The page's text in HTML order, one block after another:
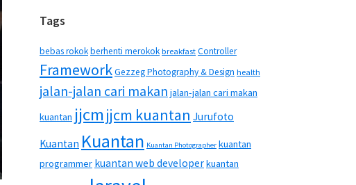
Tags
bebas rokokberhenti merokok breakfast Controller
FrameworkGezzeg Photography & Design health
jalan-jalan cari makan jalan-jalan cari makan
kuantan jjcmjjcm kuantan Jurufoto
Kuantan Kuantan Kuantan Photographer kuantan
programmer kuantan web developerkuantan